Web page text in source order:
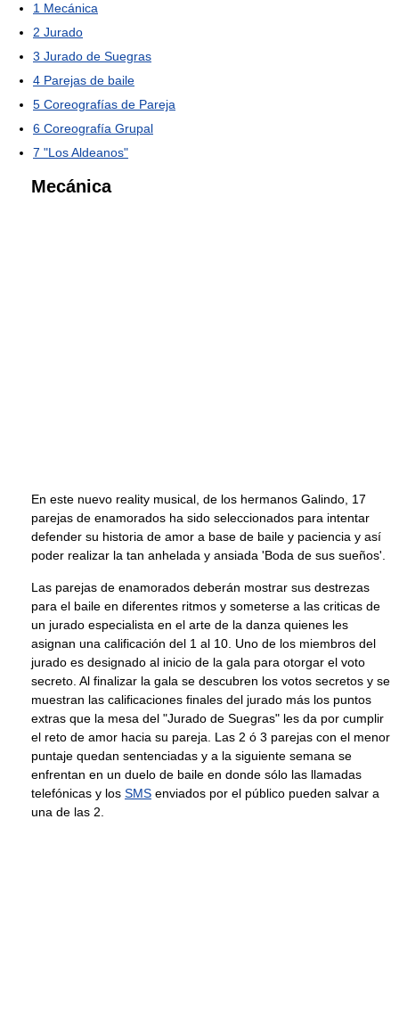
1 Mecánica
2 Jurado
3 Jurado de Suegras
4 Parejas de baile
5 Coreografías de Pareja
6 Coreografía Grupal
7 "Los Aldeanos"
Mecánica
En este nuevo reality musical, de los hermanos Galindo, 17
parejas de enamorados ha sido seleccionados para intentar
defender su historia de amor a base de baile y paciencia y así
poder realizar la tan anhelada y ansiada 'Boda de sus sueños'.
Las parejas de enamorados deberán mostrar sus destrezas
para el baile en diferentes ritmos y someterse a las criticas de
un jurado especialista en el arte de la danza quienes les
asignan una calificación del 1 al 10. Uno de los miembros del
jurado es designado al inicio de la gala para otorgar el voto
secreto. Al finalizar la gala se descubren los votos secretos y se
muestran las calificaciones finales del jurado más los puntos
extras que la mesa del "Jurado de Suegras" les da por cumplir
el reto de amor hacia su pareja. Las 2 ó 3 parejas con el menor
puntaje quedan sentenciadas y a la siguiente semana se
enfrentan en un duelo de baile en donde sólo las llamadas
telefónicas y los SMS enviados por el público pueden salvar a
una de las 2.